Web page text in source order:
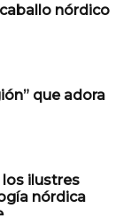
nórdico
que adora
los ilustres
nórdica